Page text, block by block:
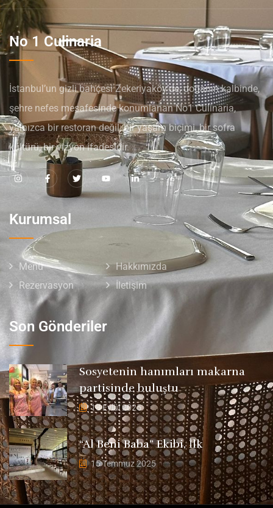
No 1 Culinaria
İstanbul’un gizli bahçesi Zekeriyaköy’de, doğanın kalbinde,
şehre nefes mesafesinde konumlanan No1 Culinaria,
yalnızca bir restoran değil; bir yaşam biçimi, bir sofra
kültürü, bir vizyon ifadesidir.
Kurumsal
Menü
Hakkımızda
Rezervasyon
İletişim
Son Gönderiler
Sosyetenin hanımları makarna
partisinde buluştu
18 Eylül 2025
“Al Beni Baba” Ekibi, İlk
15 Temmuz 2025